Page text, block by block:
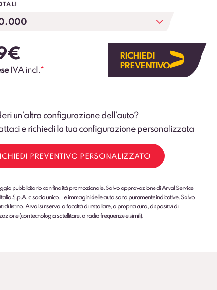
€
IVA incl.*
RICHIEDI
PREVENTIVO
un’altra configurazione dell’auto?
e richiedi la tua configurazione personalizzata
PREVENTIVO PERSONALIZZATO
pubblicitario con finalità promozionale. Salvo approvazione di Arval Service
S.p.A. a socio unico. Le immagini delle auto sono puramente indicative. Salvo
di listino. Arval si riserva la facoltà di installare, a propria cura, dispositivi di
(con tecnologia satellitare, a radio frequenze e simili).